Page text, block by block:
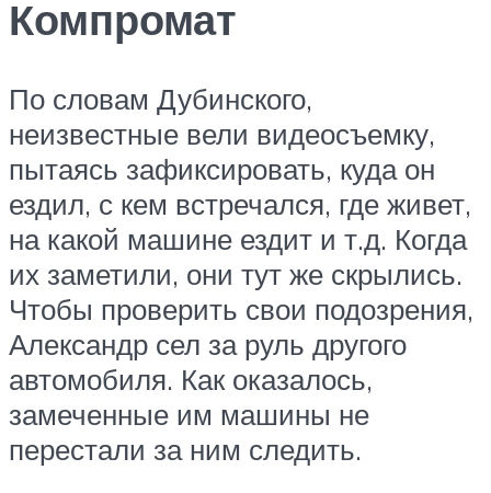
Компромат
По словам Дубинского,
неизвестные вели видеосъемку,
пытаясь зафиксировать, куда он
ездил, с кем встречался, где живет,
на какой машине ездит и т.д. Когда
их заметили, они тут же скрылись.
Чтобы проверить свои подозрения,
Александр сел за руль другого
автомобиля. Как оказалось,
замеченные им машины не
перестали за ним следить.